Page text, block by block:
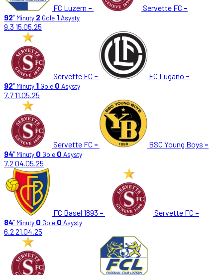
FC Luzern - Servette FC -
92' Minuty 2 Gole 1Asysty
9.3 15.05.25
Servette FC - FC Lugano -
92' Minuty 1 Gole 0 Asysty
7.711.05.25
Servette FC - BSC Young Boys -
94' Minuty 0 Gole 0 Asysty
7.2 04.05.25
FC Basel 1893 - Servette FC -
84' Minuty 0 Gole 0 Asysty
6.2 21.04.25